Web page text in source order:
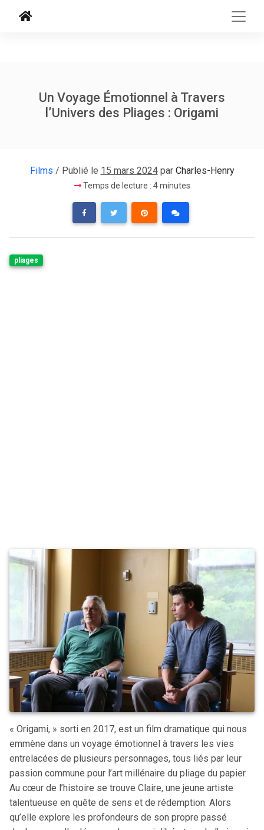
Un Voyage Émotionnel à Travers
l’Univers des Pliages : Origami
Films / Publié le 15 mars 2024par Charles-Henry
Temps de lecture : 4 minutes
pliages
« Origami, » sorti en 2017, est un film dramatique qui nous
emmène dans un voyage émotionnel à travers les vies
entrelacées de plusieurs personnages, tous liés par leur
passion commune pour l’art millénaire du pliage du papier.
Au cœur de l’histoire se trouve Claire, une jeune artiste
talentueuse en quête de sens et de rédemption. Alors
qu’elle explore les profondeurs de son propre passé